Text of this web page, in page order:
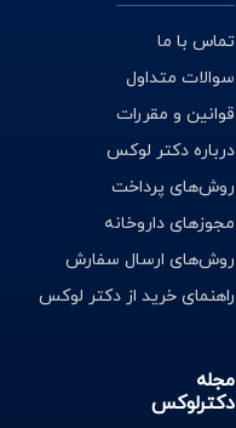
تماس با ما
سوالات متداول
قوانین و مقررات
درباره دکتر لوکس
روش‌های پرداخت
مجوزهای داروخانه
روش‌های ارسال سفارش
راهنمای خرید از دکتر لوکس
مجله
دکترلوکس